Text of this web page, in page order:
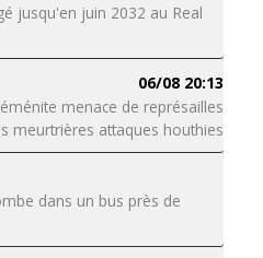
jusqu'en juin 2032 au Real
06/08 20:13
menace de représailles
meurtrières attaques houthies
dans un bus près de